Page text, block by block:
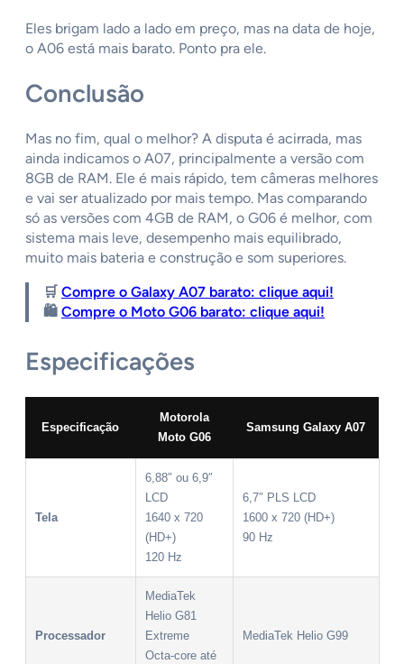
Eles brigam lado a lado em preço, mas na data de hoje,
o A06 está mais barato. Ponto pra ele.
Conclusão
Mas no fim, qual o melhor? A disputa é acirrada, mas
ainda indicamos o A07, principalmente a versão com
8GB de RAM. Ele é mais rápido, tem câmeras melhores
e vai ser atualizado por mais tempo. Mas comparando
só as versões com 4GB de RAM, o G06 é melhor, com
sistema mais leve, desempenho mais equilibrado,
muito mais bateria e construção e som superiores.
🛒 Compre o Galaxy A07 barato: clique aqui!
🛍️ Compre o Moto G06 barato: clique aqui!
Especificações
Especificação
Motorola
Moto G06
Samsung Galaxy A07
Tela
6,88″ ou 6,9″
LCD
1640 x 720
(HD+)
120 Hz
6,7″ PLS LCD
1600 x 720 (HD+)
90 Hz
Processador
MediaTek
Helio G81
Extreme
Octa-core até
MediaTek Helio G99